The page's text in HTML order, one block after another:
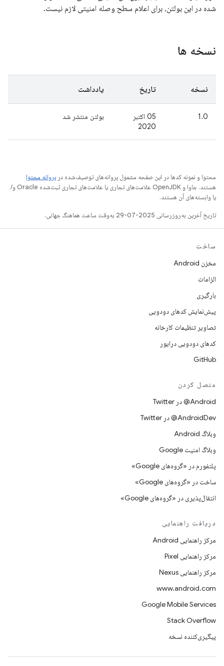
شده در این بولتن، برای اعلام سطح وصله امنیتی لازم نیست.
نسخه ها
نسخه تاریخ یادداشت
1.0
05 اکتبر
2020
بولتن منتشر شد
محتوا و نمونه کدها در این صفحه مشمول پروانه‌های توصیف‌شده در پروانه محتوا
هستند. جاوا و OpenJDK علامت‌های تجاری یا علامت‌های تجاری ثبت‌شده Oracle و/
یا وابسته‌های آن هستند.
تاریخ آخرین به‌روزرسانی 2025-07-29 به‌وقت ساعت هماهنگ جهانی.
ساخت
مخزن Android
الزامات
بارگیری
پیش‌نمایش کدهای دودویی
تصاویر تنظیمات کارخانه
کدهای دودویی درایور
GitHub
متصل کردن
Android@ در Twitter
AndroidDev@ در Twitter
وبلاگ Android
وبلاگ امنیت Google
پلتفورم در «گروه‌های Google»
ساخت در «گروه‌های Google»
انتقال‌پذیری در «گروه‌های Google»
دریافت راهنمایی
مرکز راهنمایی Android
مرکز راهنمایی Pixel
مرکز راهنمایی Nexus
www.android.com
Google Mobile Services
Stack Overflow
پیگیری‌کننده نسخه